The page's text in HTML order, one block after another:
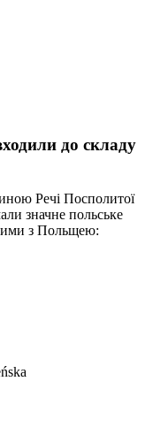
до складу
Речі Посполитої
значне польське
з Польщею: